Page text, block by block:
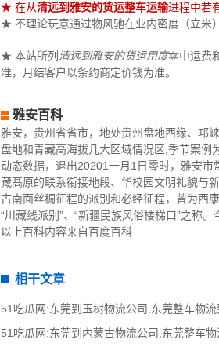
★ 在从清远到雅安的货运整车运输进程中若
★ 不理论玩意通过物风驰在业内密度（立米
★ 本站所列 清远到雅安的货运用度🔯中运费
准，月结客户以条约商定价钱为准。
雅安百科
雅安，贵州省省市，地处贵州盘地西缘、邛
盘地和青藏高海拔几大区域情况区;季节案
动态数据，退出20201一月1日零时，雅安
藏髙原的联系衔接地段、华校园文明礼貌与
古南面丝稠征程的派别和必经征程，曾为西
“川藏线派别”、“新疆民族风俗楼梯口”之称
以上百科内容来自百度百科
相干文章